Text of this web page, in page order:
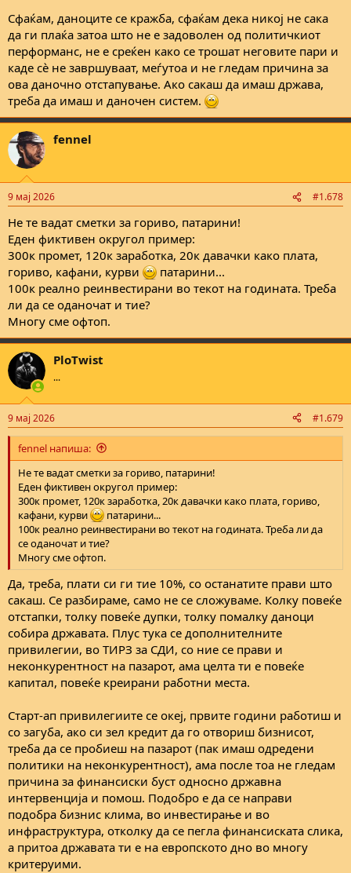
Сфаќам, даноците се кражба, сфаќам дека никој не сака
да ги плаќа затоа што не е задоволен од политичкиот
перформанс, не е среќен како се трошат неговите пари и
каде сѐ не завршуваат, меѓутоа и не гледам причина за
ова даночно отстапување. Ако сакаш да имаш држава,
треба да имаш и даночен систем.
fennel
9 мај 2026 #1.678
Не те вадат сметки за гориво, патарини!
Еден фиктивен округол пример:
300к промет, 120к заработка, 20к давачки како плата,
гориво, кафани, курви
патарини...
100к реално реинвестирани во текот на годината. Треба
ли да се оданочат и тие?
Многу сме офтоп.
PloTwist
...
9 мај 2026 #1.679
fennel напиша:
Не те вадат сметки за гориво, патарини!
Еден фиктивен округол пример:
300к промет, 120к заработка, 20к давачки како плата, гориво,
кафани, курви
патарини...
100к реално реинвестирани во текот на годината. Треба ли да
се оданочат и тие?
Многу сме офтоп.
Да, треба, плати си ги тие 10%, со останатите прави што
сакаш. Се разбираме, само не се сложуваме. Колку повеќе
отстапки, толку повеќе дупки, толку помалку даноци
собира државата. Плус тука се дополнителните
привилегии, во ТИРЗ за СДИ, со ние се прави и
неконкурентност на пазарот, ама целта ти е повеќе
капитал, повеќе креирани работни места.
Старт-ап привилегиите се океј, првите години работиш и
со загуба, ако си зел кредит да го отвориш бизнисот,
треба да се пробиеш на пазарот (пак имаш одредени
политики на неконкурентност), ама после тоа не гледам
причина за финансиски буст односно државна
интервенција и помош. Подобро е да се направи
подобра бизнис клима, во инвестирање и во
инфраструктура, отколку да се пегла финансиската слика,
а притоа државата ти е на европското дно во многу
критеруими.